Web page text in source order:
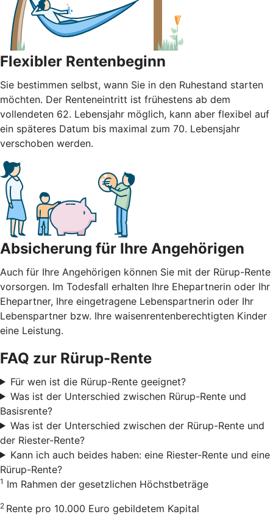
Flexibler Rentenbeginn
Sie bestimmen selbst, wann Sie in den Ruhestand starten
möchten. Der Renteneintritt ist frühestens ab dem
vollendeten 62. Lebensjahr möglich, kann aber flexibel auf
ein späteres Datum bis maximal zum 70. Lebensjahr
verschoben werden.
Absicherung für Ihre Angehörigen
Auch für Ihre Angehörigen können Sie mit der Rürup-Rente
vorsorgen. Im Todesfall erhalten Ihre Ehepartnerin oder Ihr
Ehepartner, Ihre eingetragene Lebenspartnerin oder Ihr
Lebenspartner bzw. Ihre waisenrentenberechtigten Kinder
eine Leistung.
FAQ zur Rürup-Rente
Für wen ist die Rürup-Rente geeignet?
Was ist der Unterschied zwischen Rürup-Rente und
Basisrente?
Was ist der Unterschied zwischen der Rürup-Rente und
der Riester-Rente?
Kann ich auch beides haben: eine Riester-Rente und eine
Rürup-Rente?
1 Im Rahmen der gesetzlichen Höchstbeträge
2 Rente pro 10.000 Euro gebildetem Kapital